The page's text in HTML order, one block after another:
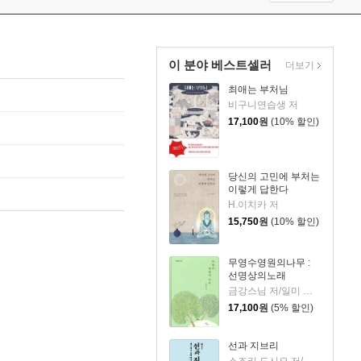
이 분야 베스트셀러
최애는 부처님
비구니연습생 저
17,100원 (10% 할인)
당신의 고민에 부처는
이렇게 답한다
H.이치카 저
15,750원 (10% 할인)
무영수영원의나무 :
선명상의노래
금강스님 저/일미 성기화 그림
17,100원 (5% 할인)
선과 지브리
더보기